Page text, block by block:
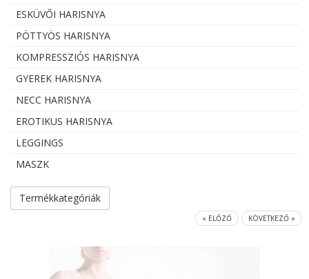
ESKÜVŐI HARISNYA
PÖTTYÖS HARISNYA
KOMPRESSZIÓS HARISNYA
GYEREK HARISNYA
NECC HARISNYA
EROTIKUS HARISNYA
LEGGINGS
MASZK
Termékkategóriák
« ELŐZŐ KÖVETKEZŐ »